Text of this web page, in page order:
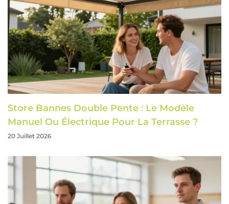
Store Bannes Double Pente : Le Modèle
Manuel Ou Électrique Pour La Terrasse ?
20 Juillet 2026